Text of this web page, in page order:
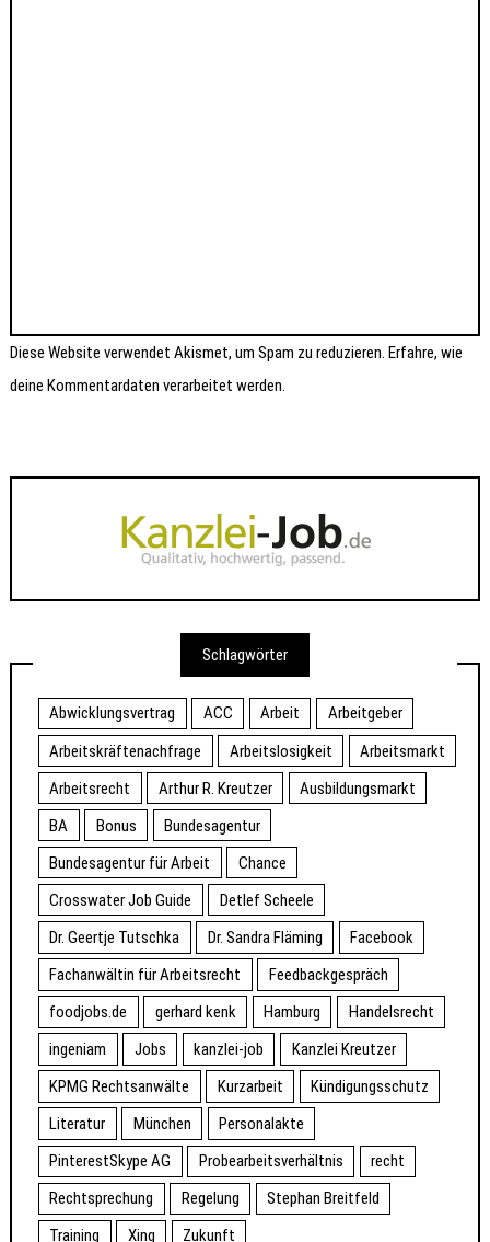
Diese Website verwendet Akismet, um Spam zu reduzieren.Erfahre, wie
deine Kommentardaten verarbeitet werden.
Schlagwörter
Abwicklungsvertrag ACC Arbeit
Arbeitgeber
Arbeitskräftenachfrage
Arbeitslosigkeit
Arbeitsmarkt
Arbeitsrecht
Arthur R. Kreutzer
Ausbildungsmarkt
BA
Bonus
Bundesagentur
Bundesagentur für Arbeit
Chance
Crosswater Job Guide
Detlef Scheele
Dr. Geertje Tutschka
Dr. Sandra Fläming
Facebook
Fachanwältin für Arbeitsrecht
Feedbackgespräch
foodjobs.de
gerhard kenk Hamburg
Handelsrecht
ingeniam
Jobs kanzlei-job
Kanzlei Kreutzer
KPMG Rechtsanwälte
Kurzarbeit
Kündigungsschutz
Literatur
München
Personalakte
PinterestSkype AG
Probearbeitsverhältnis
recht
Rechtsprechung
Regelung
Stephan Breitfeld
Training
Xing Zukunft